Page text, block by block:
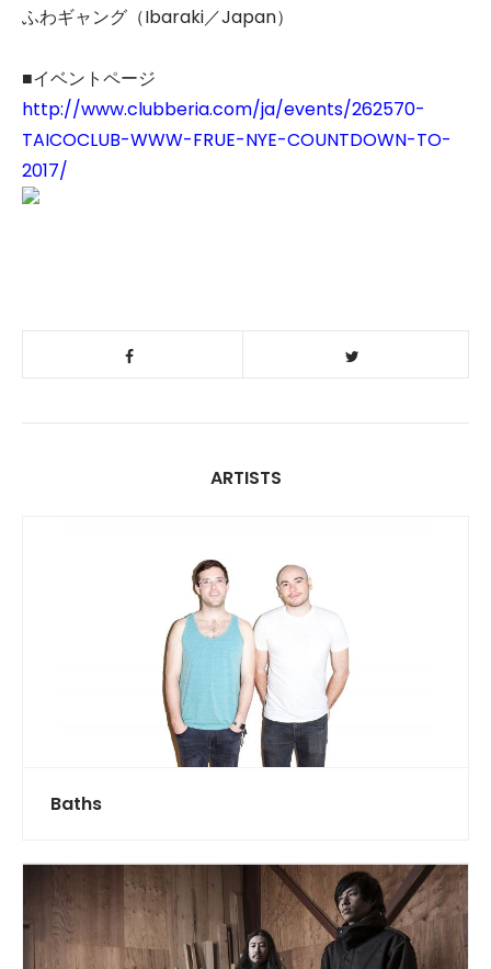
ふわギャング（Ibaraki／Japan）
■イベントページ
http://www.clubberia.com/ja/events/262570-
TAICOCLUB-WWW-FRUE-NYE-COUNTDOWN-TO-
2017/
ARTISTS
Baths